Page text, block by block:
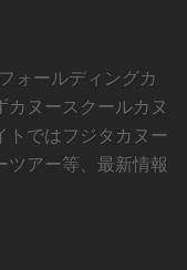
ォールディングカ
ヌースクールカヌ
トではフジタカヌー
ツアー等、最新情報